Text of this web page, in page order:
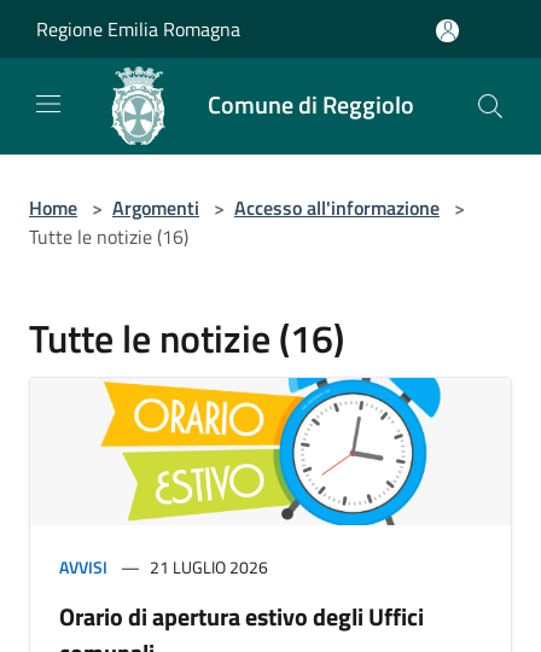
Regione Emilia Romagna
Comune di Reggiolo
Home > Argomenti > Accesso all'informazione >
Tutte le notizie (16)
Tutte le notizie (16)
AVVISI 21 LUGLIO 2026
Orario di apertura estivo degli Uffici